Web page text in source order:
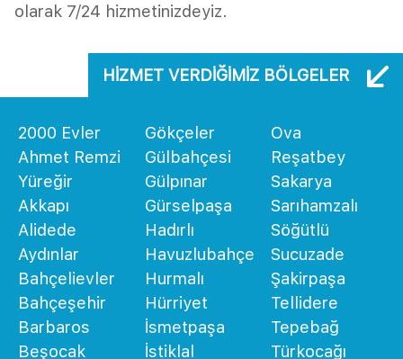
olarak 7/24 hizmetinizdeyiz.
HIZMET VERDIĞIMIZ BÖLGELER
2000 Evler
Ahmet Remzi
Yüreğir
Akkapı
Alidede
Aydınlar
Bahçelievler
Bahçeşehir
Barbaros
Beşocak
Gökçeler
Gülbahçesi
Gülpınar
Gürselpaşa
Hadırlı
Havuzlubahçe
Hurmalı
Hürriyet
İsmetpaşa
İstiklal
Ova
Reşatbey
Sakarya
Sarıhamzalı
Söğütlü
Sucuzade
Şakirpaşa
Tellidere
Tepebağ
Türkocağı